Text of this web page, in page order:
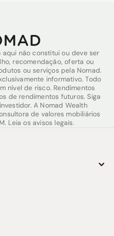
não constitui ou deve ser
recomendação, oferta ou
ou serviços pela Nomad.
informativo. Todo
nível de risco. Rendimentos
de rendimentos futuros. Siga
A Nomad Wealth
de valores mobiliários
Leia os avisos legais.